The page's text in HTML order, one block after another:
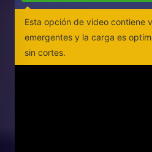
Esta opción de video contiene
emergentes y la carga es
sin cortes.